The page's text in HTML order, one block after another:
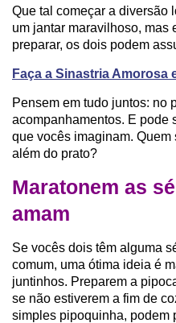
Que tal começar a diversão
um jantar maravilhoso, mas
preparar, os dois podem
Faça a Sinastria Amorosa
Pensem em tudo juntos: no
acompanhamentos. E pode
que vocês imaginam.
além do prato?
Maratonem as
amam
Se vocês dois têm alguma
comum, uma ótima ideia é
juntinhos. Preparem a
se não estiverem a fim de
simples pipoquinha, podem